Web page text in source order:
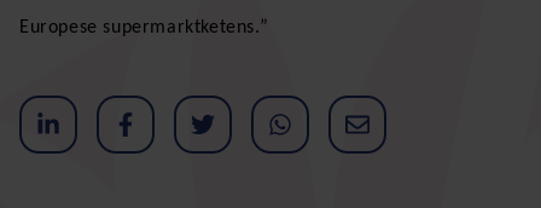
Europese supermarktketens.”